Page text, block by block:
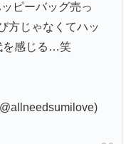
ピーバッグ売っ
方じゃなくてハッ
を感じる…笑